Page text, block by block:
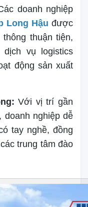
doanh nghiệp
Long Hậu được
thuận tiện,
vụ logistics
động sản xuất
Với vị trí gần
doanh nghiệp dễ
tay nghề, đồng
trung tâm đào